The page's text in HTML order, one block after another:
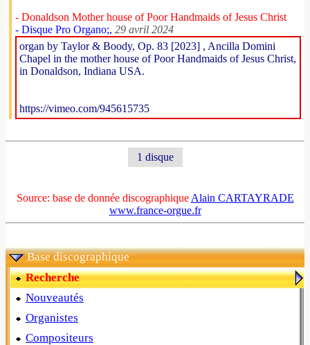
- Donaldson Mother house of Poor Handmaids of Jesus Christ
- Disque Pro Organo;, 29 avril 2024
organ by Taylor & Boody, Op. 83 [2023] , Ancilla Domini
Chapel in the mother house of Poor Handmaids of Jesus Christ,
in Donaldson, Indiana USA.
https://vimeo.com/945615735
1 disque
Source: base de donnée discographique Alain CARTAYRADE
www.france-orgue.fr
Base discographique
Recherche
Nouveautés
Organistes
Compositeurs